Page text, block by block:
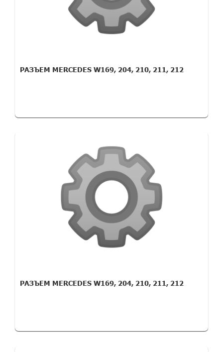
РАЗЪЕМ MERCEDES W169, 204, 210, 211, 212
РАЗЪЕМ MERCEDES W169, 204, 210, 211, 212